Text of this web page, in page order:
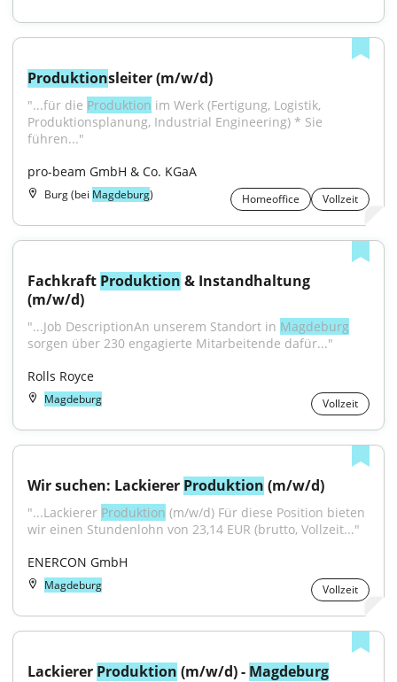
Produktionsleiter (m/w/d)
"...für die Produktion im Werk (Fertigung, Logistik,
Produktionsplanung, Industrial Engineering) * Sie
führen..."
pro-beam GmbH & Co. KGaA
Burg (bei Magdeburg) Homeoffice Vollzeit
Fachkraft Produktion & Instandhaltung
(m/w/d)
"...Job DescriptionAn unserem Standort in Magdeburg
sorgen über 230 engagierte Mitarbeitende dafür..."
Rolls Royce
Magdeburg Vollzeit
Wir suchen: Lackierer Produktion (m/w/d)
"...Lackierer Produktion (m/w/d) Für diese Position bieten
wir einen Stundenlohn von 23,14 EUR (brutto, Vollzeit..."
ENERCON GmbH
Magdeburg Vollzeit
Lackierer Produktion (m/w/d) - Magdeburg